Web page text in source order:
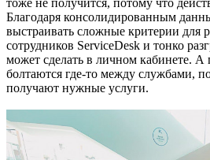
тоже не получится, потому что
Благодаря консолидированным
выстраивать сложные критерии для
сотрудников ServiceDesk и тонко
может сделать в личном кабинете. А
болтаются где-то между службами,
получают нужные услуги.